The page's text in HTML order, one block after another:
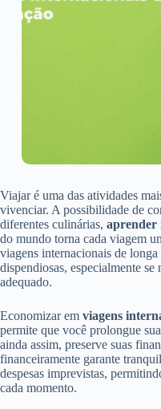
Viajar é uma das atividades
vivenciar. A possibilidade de
diferentes culinárias, aprender
do mundo torna cada viagem
viagens internacionais de
dispendiosas, especialmente
adequado.
Economizar em viagens
permite que você prolongue
ainda assim, preserve suas
financeiramente garante
despesas imprevistas,
cada momento.